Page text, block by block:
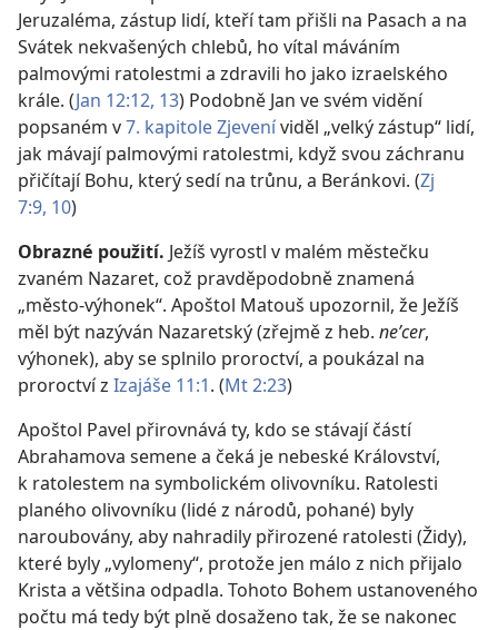
Jeruzaléma, zástup lidí, kteří tam přišli na Pasach a na
Svátek nekvašených chlebů, ho vítal máváním
palmovými ratolestmi a zdravili ho jako izraelského
krále. (Jan 12:12, 13) Podobně Jan ve svém vidění
popsaném v7. kapitole Zjeveníviděl „velký zástup“ lidí,
jak mávají palmovými ratolestmi, když svou záchranu
přičítají Bohu, který sedí na trůnu, a Beránkovi. (Zj
7:9, 10)
Obrazné použití. Ježíš vyrostl v malém městečku
zvaném Nazaret, což pravděpodobně znamená
„město-výhonek“. Apoštol Matouš upozornil, že Ježíš
měl být nazýván Nazaretský (zřejmě z heb. neʹcer,
výhonek), aby se splnilo proroctví, a poukázal na
proroctví z Izajáše 11:1. (Mt 2:23)
Apoštol Pavel přirovnává ty, kdo se stávají částí
Abrahamova semene a čeká je nebeské Království,
k ratolestem na symbolickém olivovníku. Ratolesti
planého olivovníku (lidé z národů, pohané) byly
naroubovány, aby nahradily přirozené ratolesti (Židy),
které byly „vylomeny“, protože jen málo z nich přijalo
Krista a většina odpadla. Tohoto Bohem ustanoveného
počtu má tedy být plně dosaženo tak, že se nakonec